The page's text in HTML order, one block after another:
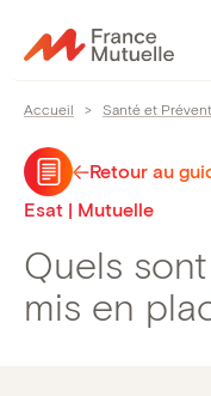
au
Accueil > Santé et
Retour au
Esat | Mutuelle
Quels
mis en